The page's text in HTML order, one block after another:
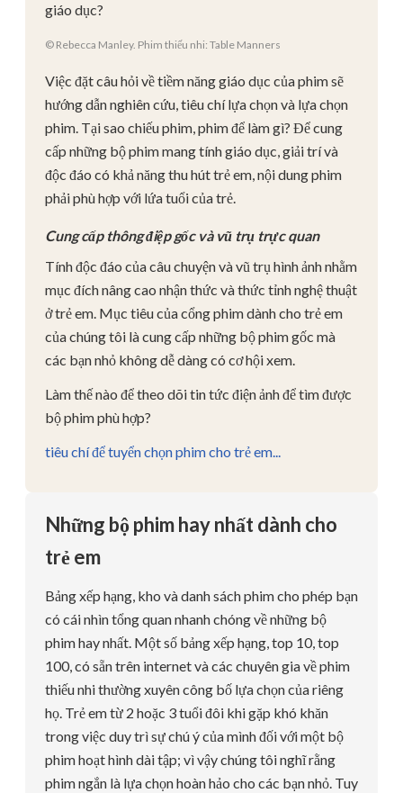
giáo dục?
© Rebecca Manley. Phim thiếu nhi: Table Manners
Việc đặt câu hỏi về tiềm năng giáo dục của phim sẽ
hướng dẫn nghiên cứu, tiêu chí lựa chọn và lựa chọn
phim. Tại sao chiếu phim, phim để làm gì? Để cung
cấp những bộ phim mang tính giáo dục, giải trí và
độc đáo có khả năng thu hút trẻ em, nội dung phim
phải phù hợp với lứa tuổi của trẻ.
Cung cấp thông điệp gốc và vũ trụ trực quan
Tính độc đáo của câu chuyện và vũ trụ hình ảnh nhằm
mục đích nâng cao nhận thức và thức tỉnh nghệ thuật
ở trẻ em. Mục tiêu của cổng phim dành cho trẻ em
của chúng tôi là cung cấp những bộ phim gốc mà
các bạn nhỏ không dễ dàng có cơ hội xem.
Làm thế nào để theo dõi tin tức điện ảnh để tìm được
bộ phim phù hợp?
tiêu chí để tuyển chọn phim cho trẻ em...
Những bộ phim hay nhất dành cho
trẻ em
Bảng xếp hạng, kho và danh sách phim cho phép bạn
có cái nhìn tổng quan nhanh chóng về những bộ
phim hay nhất. Một số bảng xếp hạng, top 10, top
100, có sẵn trên internet và các chuyên gia về phim
thiếu nhi thường xuyên công bố lựa chọn của riêng
họ. Trẻ em từ 2 hoặc 3 tuổi đôi khi gặp khó khăn
trong việc duy trì sự chú ý của mình đối với một bộ
phim hoạt hình dài tập; vì vậy chúng tôi nghĩ rằng
phim ngắn là lựa chọn hoàn hảo cho các bạn nhỏ. Tuy